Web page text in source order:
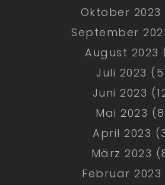
Oktober 2023
September
August 2023
Juli 2023
Juni 2023
Mai 2023
April 2023
März 2023
Februar